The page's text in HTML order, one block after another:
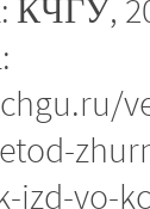
КЧГУ,
izd-vo-